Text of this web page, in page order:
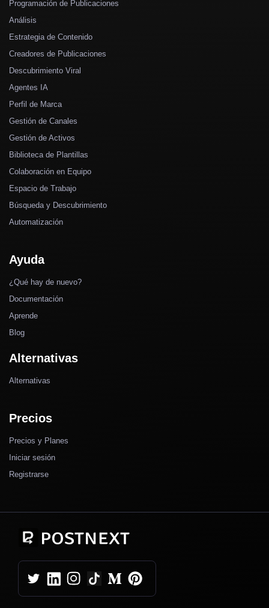
Programación de Publicaciones
Análisis
Estrategia de Contenido
Creadores de Publicaciones
Descubrimiento Viral
Agentes IA
Perfil de Marca
Gestión de Canales
Gestión de Activos
Biblioteca de Plantillas
Colaboración en Equipo
Espacio de Trabajo
Búsqueda y Descubrimiento
Automatización
Ayuda
¿Qué hay de nuevo?
Documentación
Aprende
Blog
Alternativas
Alternativas
Precios
Precios y Planes
Iniciar sesión
Registrarse